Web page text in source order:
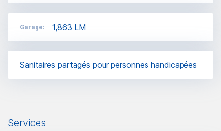
Garage: 1,863 LM
Sanitaires partagés pour personnes handicapées
Services